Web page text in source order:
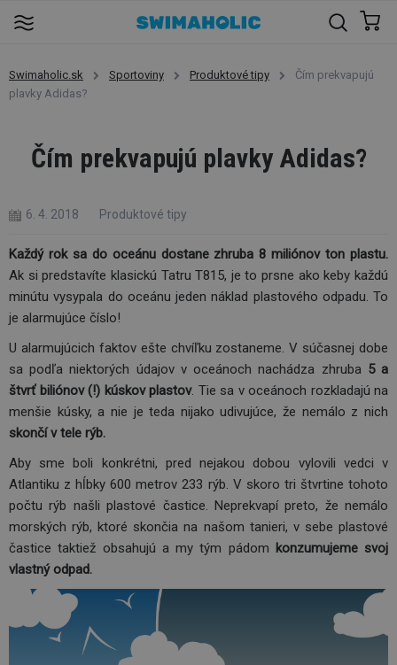
Swimaholic.sk Sportoviny Produktové tipy
Čím prekvapujú
plavky Adidas?
Čím prekvapujú plavky Adidas?
6. 4. 2018 Produktové tipy
Každý rok sa do oceánu dostane zhruba 8 miliónov ton plastu.
Ak si predstavíte klasickú Tatru T815, je to prsne ako keby každú
minútu vysypala do oceánu jeden náklad plastového odpadu. To
je alarmujúce číslo!
U alarmujúcich faktov ešte chvíľku zostaneme. V súčasnej dobe
sa podľa niektorých údajov v oceánoch nachádza zhruba 5 a
štvrť biliónov (!) kúskov plastov. Tie sa v oceánoch rozkladajú na
menšie kúsky, a nie je teda nijako udivujúce, že nemálo z nich
skončí v tele rýb.
Aby sme boli konkrétni, pred nejakou dobou vylovili vedci v
Atlantiku z hĺbky 600 metrov 233 rýb. V skoro tri štvrtine tohoto
počtu rýb našli plastové častice. Neprekvapí preto, že nemálo
morských rýb, ktoré skončia na našom tanieri, v sebe plastové
častice taktiež obsahujú a my tým pádom konzumujeme svoj
vlastný odpad.